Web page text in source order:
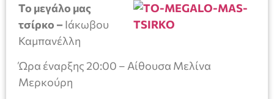
Το μεγάλο μας
τσίρκο – Ιάκωβου
Καμπανέλλη
Ώρα έναρξης 20:00 – Αίθουσα Μελίνα
Μερκούρη